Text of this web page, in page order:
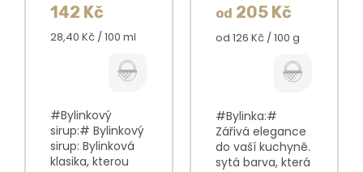
142 Kč
Měrná
28,40 Kč / 100 ml
#Bylinkový
sirup:# Bylinkový
sirup: Bylinková
klasika, kterou
od 205 Kč
Měrná
od 126 Kč / 100 g
#Bylinka:#
Zářivá elegance
do vaší kuchyně.
sytá barva, která